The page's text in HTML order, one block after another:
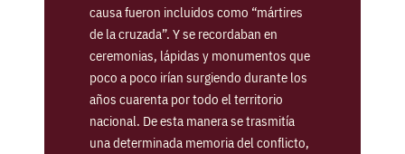
causa fueron incluidos como “mártires
de la cruzada”. Y se recordaban en
ceremonias, lápidas y monumentos que
poco a poco irían surgiendo durante los
años cuarenta por todo el territorio
nacional. De esta manera se trasmitía
una determinada memoria del conflicto,